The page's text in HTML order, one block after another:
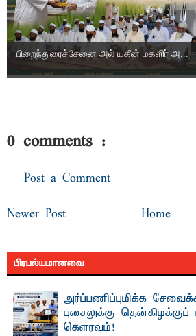
பிறைந்துரைச்சேனை அல் யகீன் மகளிர் அ...
0 comments :
Post a Comment
Newer Post Home
பிரபல்யமானவை
அர்ப்பணிப்புமிக்க
புசைலுக்கு
கௌரவம்!